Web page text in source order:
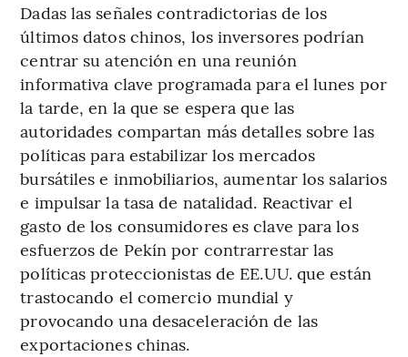
Dadas las señales contradictorias de los
últimos datos chinos, los inversores podrían
centrar su atención en una reunión
informativa clave programada para el lunes por
la tarde, en la que se espera que las
autoridades compartan más detalles sobre las
políticas para estabilizar los mercados
bursátiles e inmobiliarios, aumentar los salarios
e impulsar la tasa de natalidad. Reactivar el
gasto de los consumidores es clave para los
esfuerzos de Pekín por contrarrestar las
políticas proteccionistas de EE.UU. que están
trastocando el comercio mundial y
provocando una desaceleración de las
exportaciones chinas.